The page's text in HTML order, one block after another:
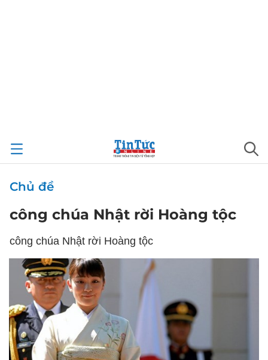
Chủ đề
công chúa Nhật rời Hoàng tộc
công chúa Nhật rời Hoàng tộc